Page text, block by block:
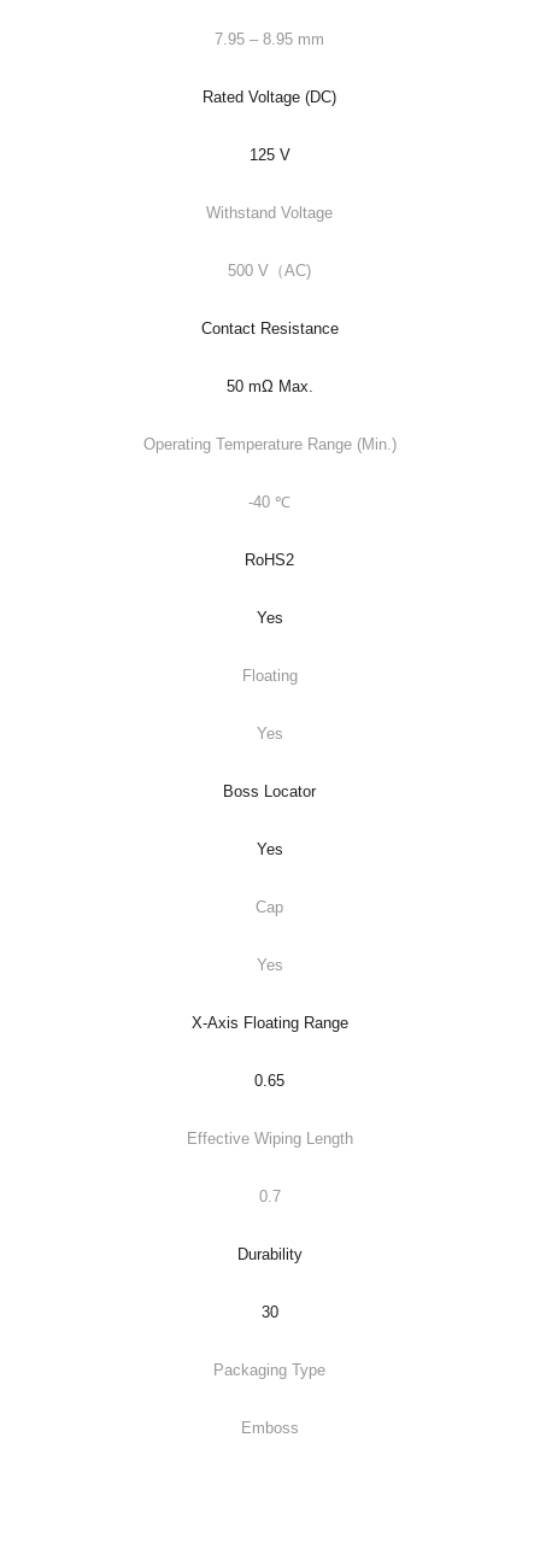
7.95 – 8.95 mm
Rated Voltage (DC)
125 V
Withstand Voltage
500 V（AC)
Contact Resistance
50 mΩ Max.
Operating Temperature Range (Min.)
-40 ℃
RoHS2
Yes
Floating
Yes
Boss Locator
Yes
Cap
Yes
X-Axis Floating Range
0.65
Effective Wiping Length
0.7
Durability
30
Packaging Type
Emboss